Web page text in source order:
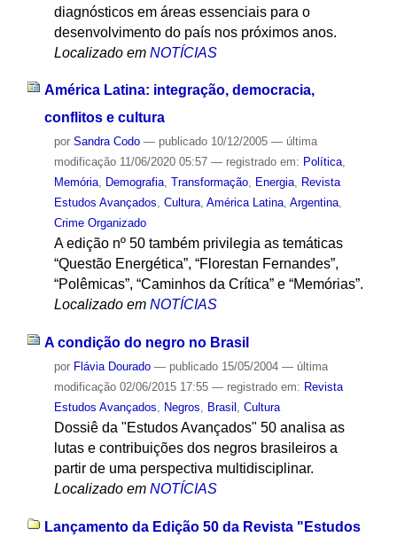
diagnósticos em áreas essenciais para o
desenvolvimento do país nos próximos anos.
Localizado em NOTÍCIAS
América Latina: integração, democracia,
conflitos e cultura
por Sandra Codo — publicado10/12/2005 — última
modificação11/06/2020 05:57 — registrado em: Política,
Memória, Demografia, Transformação, Energia, Revista
Estudos Avançados, Cultura, América Latina, Argentina,
Crime Organizado
A edição nº 50 também privilegia as temáticas
“Questão Energética”, “Florestan Fernandes”,
“Polêmicas”, “Caminhos da Crítica” e “Memórias”.
Localizado em NOTÍCIAS
A condição do negro no Brasil
por Flávia Dourado — publicado15/05/2004 — última
modificação02/06/2015 17:55 — registrado em: Revista
Estudos Avançados, Negros, Brasil , Cultura
Dossiê da "Estudos Avançados" 50 analisa as
lutas e contribuições dos negros brasileiros a
partir de uma perspectiva multidisciplinar.
Localizado em NOTÍCIAS
Lançamento da Edição 50 da Revista "Estudos